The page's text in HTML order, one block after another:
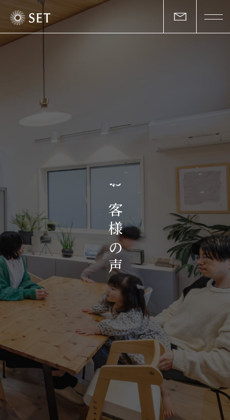
お
客
様
の
声
物件一覧
お客様の声
お知らせ・イベント
会社概要・アクセス
スタッフ紹介
プライバシーポリシー
賃貸管理サイトはこちら